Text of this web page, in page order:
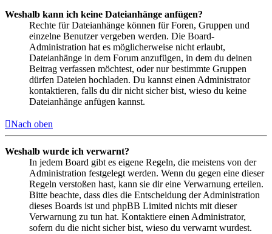
Weshalb kann ich keine Dateianhänge anfügen?
Rechte für Dateianhänge können für Foren, Gruppen und
einzelne Benutzer vergeben werden. Die Board-
Administration hat es möglicherweise nicht erlaubt,
Dateianhänge in dem Forum anzufügen, in dem du deinen
Beitrag verfassen möchtest, oder nur bestimmte Gruppen
dürfen Dateien hochladen. Du kannst einen Administrator
kontaktieren, falls du dir nicht sicher bist, wieso du keine
Dateianhänge anfügen kannst.
Nach oben
Weshalb wurde ich verwarnt?
In jedem Board gibt es eigene Regeln, die meistens von der
Administration festgelegt werden. Wenn du gegen eine dieser
Regeln verstoßen hast, kann sie dir eine Verwarnung erteilen.
Bitte beachte, dass dies die Entscheidung der Administration
dieses Boards ist und phpBB Limited nichts mit dieser
Verwarnung zu tun hat. Kontaktiere einen Administrator,
sofern du die nicht sicher bist, wieso du verwarnt wurdest.